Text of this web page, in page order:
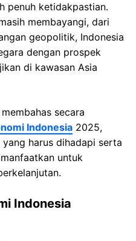
penuh ketidakpastian.
membayangi, dari
geopolitik, Indonesia
dengan prospek
di kawasan Asia
secara
Indonesia 2025,
harus dihadapi serta
untuk
Indonesia